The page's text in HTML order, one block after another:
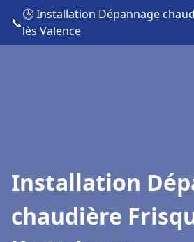
📞
🕒 Installation Dépannage
lès Valence
Installation
chaudière